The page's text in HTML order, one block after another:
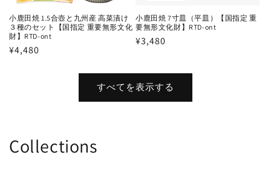
小鹿田焼 1.5合壺と九州産 高菜漬け
３種のセット【国指定 重要無形文化
財】RTD-ont
通
¥4,480
小鹿田焼 7寸皿（平皿）【国指定 重
要無形文化財】RTD-ont
通
格
¥3,480
すべてを表示する
Collections